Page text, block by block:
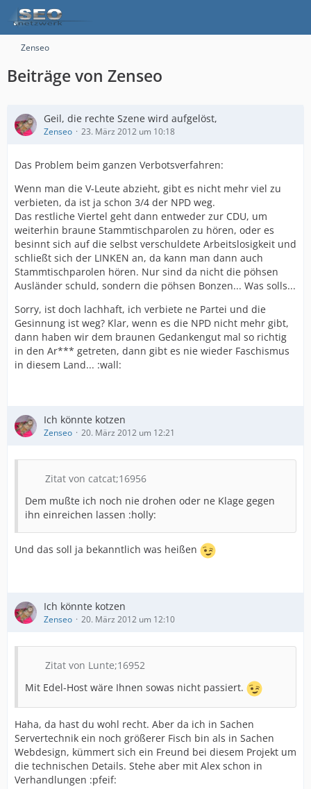
Zenseo
Beiträge von Zenseo
Geil, die rechte Szene wird aufgelöst,
Zenseo 23. März 2012 um 10:18
Das Problem beim ganzen Verbotsverfahren:
Wenn man die V-Leute abzieht, gibt es nicht mehr viel zu
verbieten, da ist ja schon 3/4 der NPD weg.
Das restliche Viertel geht dann entweder zur CDU, um
weiterhin braune Stammtischparolen zu hören, oder es
besinnt sich auf die selbst verschuldete Arbeitslosigkeit und
schließt sich der LINKEN an, da kann man dann auch
Stammtischparolen hören. Nur sind da nicht die pöhsen
Ausländer schuld, sondern die pöhsen Bonzen... Was solls...
Sorry, ist doch lachhaft, ich verbiete ne Partei und die
Gesinnung ist weg? Klar, wenn es die NPD nicht mehr gibt,
dann haben wir dem braunen Gedankengut mal so richtig
in den Ar*** getreten, dann gibt es nie wieder Faschismus
in diesem Land... :wall:
Ich könnte kotzen
Zenseo 20. März 2012 um 12:21
Zitat von catcat;16956
Dem mußte ich noch nie drohen oder ne Klage gegen
ihn einreichen lassen :holly:
Und das soll ja bekanntlich was heißen
Ich könnte kotzen
Zenseo 20. März 2012 um 12:10
Zitat von Lunte;16952
Mit Edel-Host wäre Ihnen sowas nicht passiert.
Haha, da hast du wohl recht. Aber da ich in Sachen
Servertechnik ein noch größerer Fisch bin als in Sachen
Webdesign, kümmert sich ein Freund bei diesem Projekt um
die technischen Details. Stehe aber mit Alex schon in
Verhandlungen :pfeif: